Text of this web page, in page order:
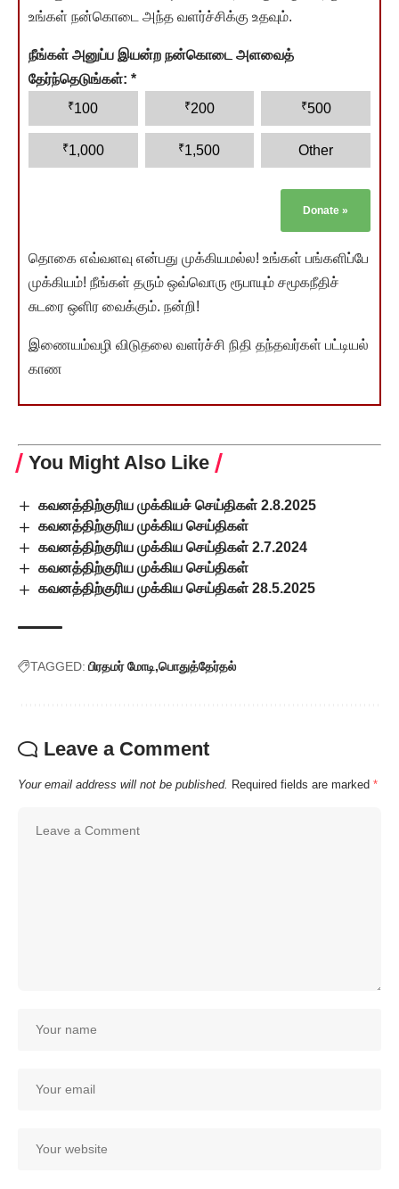
உங்கள் நன்கொடை அந்த வளர்ச்சிக்கு உதவும்.
நீங்கள் அனுப்ப இயன்ற நன்கொடை அளவைத்
தேர்ந்தெடுங்கள்: *
₹100 ₹200 ₹500
₹1,000 ₹1,500 Other
Donate »
தொகை எவ்வளவு என்பது முக்கியமல்ல! உங்கள் பங்களிப்பே
முக்கியம்! நீங்கள் தரும் ஒவ்வொரு ரூபாயும் சமூகநீதிச்
சுடரை ஒளிர வைக்கும். நன்றி!
இணையம்வழி விடுதலை வளர்ச்சி நிதி தந்தவர்கள் பட்டியல்
காண
You Might Also Like
கவனத்திற்குரிய முக்கியச் செய்திகள் 2.8.2025
கவனத்திற்குரிய முக்கிய செய்திகள்
கவனத்திற்குரிய முக்கிய செய்திகள் 2.7.2024
கவனத்திற்குரிய முக்கிய செய்திகள்
கவனத்திற்குரிய முக்கிய செய்திகள் 28.5.2025
TAGGED: பிரதமர் மோடி பொதுத்தேர்தல்
Leave a Comment
Your email address will not be published. Required fields are marked *